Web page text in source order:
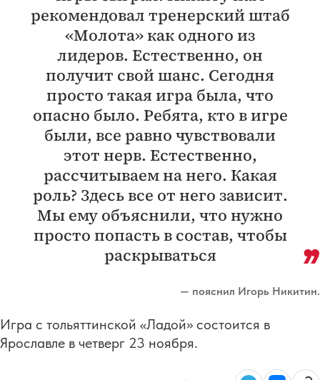
рекомендовал тренерский штаб
«Молота» как одного из
лидеров. Естественно, он
получит свой шанс. Сегодня
просто такая игра была, что
опасно было. Ребята, кто в игре
были, все равно чувствовали
этот нерв. Естественно,
рассчитываем на него. Какая
роль? Здесь все от него зависит.
Мы ему объяснили, что нужно
просто попасть в состав, чтобы
раскрываться
— пояснил Игорь Никитин.
Игра с тольяттинской «Ладой» состоится в
Ярославле в четверг 23 ноября.